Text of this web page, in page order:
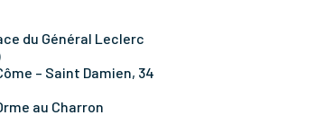
du Général Leclerc
– Saint Damien, 34
au Charron